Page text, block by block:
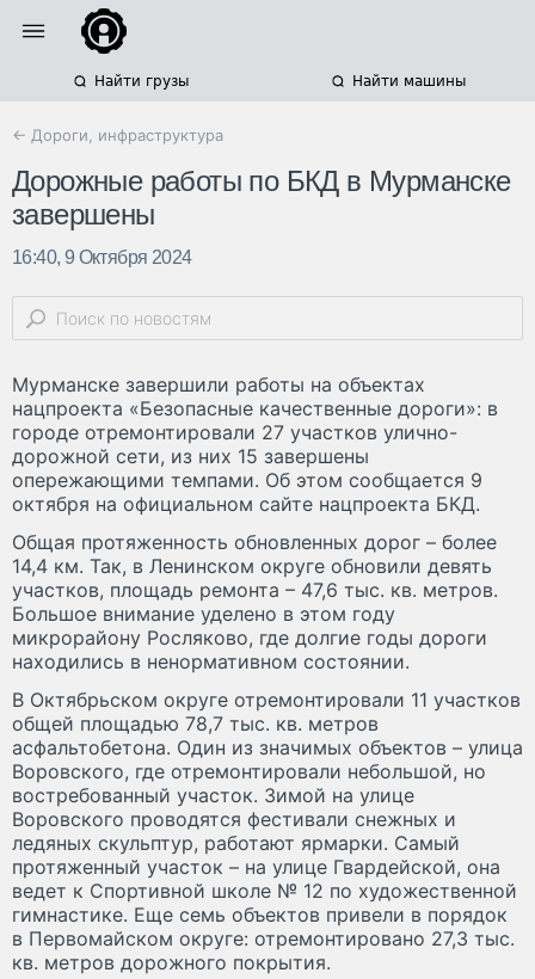
Найти грузы Найти машины
← Дороги, инфраструктура
Дорожные работы по БКД в Мурманске
завершены
16:40, 9 Октября 2024
Мурманске завершили работы на объектах
нацпроекта «Безопасные качественные дороги»: в
городе отремонтировали 27 участков улично-
дорожной сети, из них 15 завершены
опережающими темпами. Об этом сообщается 9
октября на официальном сайте нацпроекта БКД.
Общая протяженность обновленных дорог – более
14,4 км. Так, в Ленинском округе обновили девять
участков, площадь ремонта – 47,6 тыс. кв. метров.
Большое внимание уделено в этом году
микрорайону Росляково, где долгие годы дороги
находились в ненормативном состоянии.
В Октябрьском округе отремонтировали 11 участков
общей площадью 78,7 тыс. кв. метров
асфальтобетона. Один из значимых объектов – улица
Воровского, где отремонтировали небольшой, но
востребованный участок. Зимой на улице
Воровского проводятся фестивали снежных и
ледяных скульптур, работают ярмарки. Самый
протяженный участок – на улице Гвардейской, она
ведет к Спортивной школе № 12 по художественной
гимнастике. Еще семь объектов привели в порядок
в Первомайском округе: отремонтировано 27,3 тыс.
кв. метров дорожного покрытия.